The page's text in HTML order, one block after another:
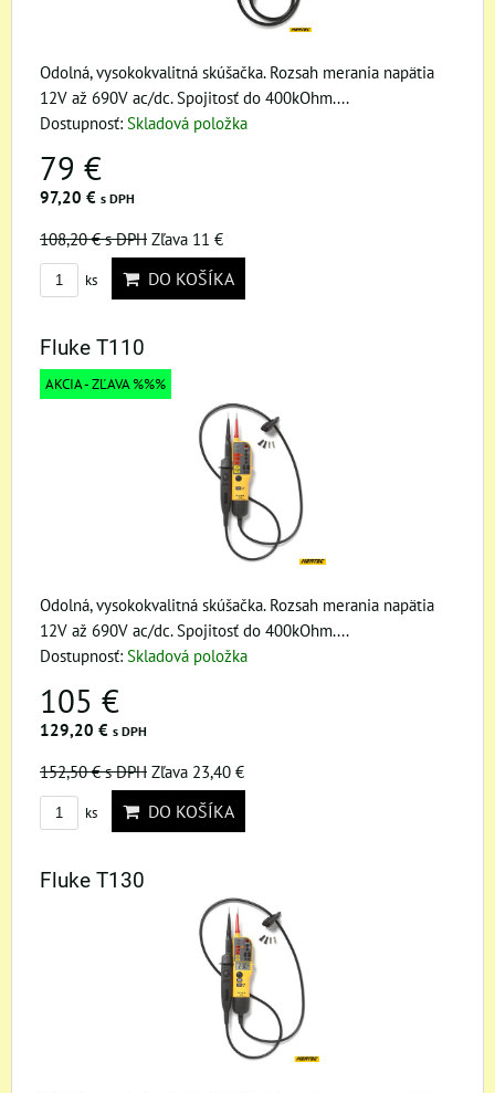
Odolná, vysokokvalitná skúšačka. Rozsah merania napätia
12V až 690V ac/dc. Spojitosť do 400kOhm....
Dostupnosť: Skladová položka
79 €
97,20 € s DPH
108,20 €s DPH Zľava 11 €
ks DO KOŠÍKA
Fluke T110
AKCIA - ZĽAVA %%%
Odolná, vysokokvalitná skúšačka. Rozsah merania napätia
12V až 690V ac/dc. Spojitosť do 400kOhm....
Dostupnosť: Skladová položka
105 €
129,20 € s DPH
152,50 €s DPH Zľava 23,40 €
ks DO KOŠÍKA
Fluke T130